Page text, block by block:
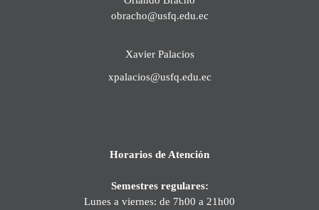
obracho@usfq.edu.ec
Xavier Palacios
xpalacios@usfq.edu.ec
Horarios de Atención
Semestres regulares:
Lunes a viernes: de 7h00 a 21h00